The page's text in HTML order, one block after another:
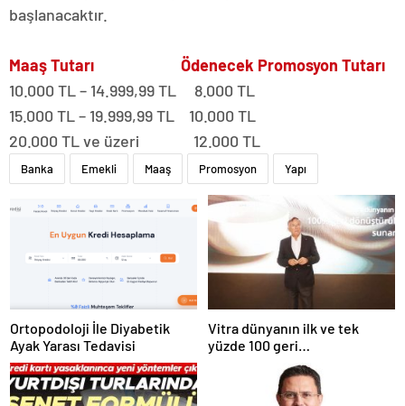
başlanacaktır.
Maaş Tutarı Ödenecek Promosyon Tutarı
10.000 TL – 14.999,99 TL 8.000 TL
15.000 TL – 19.999,99 TL 10.000 TL
20.000 TL ve üzeri 12.000 TL
Banka Emekli Maaş Promosyon Yapı
Ortopodoloji İle Diyabetik
Ayak Yarası Tedavisi
Vitra dünyanın ilk ve tek
yüzde 100 geri
dönüştürülmüş seramik
lavabosunu üretti: En çevreci
lavabo Türkiye’den